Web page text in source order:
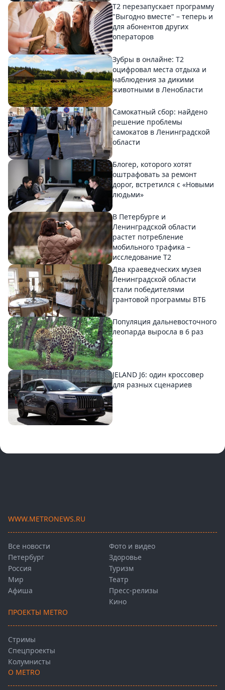
Т2 перезапускает программу
"Выгодно вместе" – теперь и
для абонентов других
операторов
Зубры в онлайне: Т2
оцифровал места отдыха и
наблюдения за дикими
животными в Ленобласти
Самокатный сбор: найдено
решение проблемы
самокатов в Ленинградской
области
Блогер, которого хотят
оштрафовать за ремонт
дорог, встретился с «Новыми
людьми»
В Петербурге и
Ленинградской области
растет потребление
мобильного трафика –
исследование T2
Два краеведческих музея
Ленинградской области
стали победителями
грантовой программы ВТБ
Популяция дальневосточного
леопарда выросла в 6 раз
JELAND J6: один кроссовер
для разных сценариев
WWW.METRONEWS.RU
Все новости
Петербург
Россия
Мир
Афиша
Фото и видео
Здоровье
Туризм
Театр
Пресс-релизы
Кино
ПРОЕКТЫ METRO
Стримы
Спецпроекты
Колумнисты
О METRO